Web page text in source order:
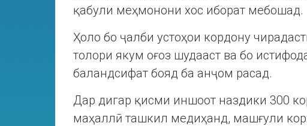
қабули меҳмонони хос иборат мебошад.
Ҳоло бо ҷалби устоҳои кордону
толори якум оғоз шудааст ва бо
баландсифат бояд ба анҷом расад.
Дар дигар қисми иншоот наздики 300
маҳаллӣ ташкил медиҳанд, машғули